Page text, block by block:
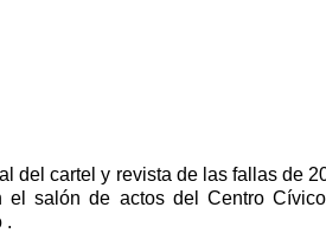
del cartel y revista de las fallas de
el salón de actos del Centro
.